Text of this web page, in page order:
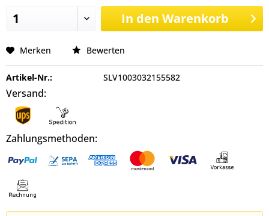
In den Warenkorb
Merken Bewerten
Artikel-Nr.: SLV1003032155582
Versand:
Zahlungsmethoden: